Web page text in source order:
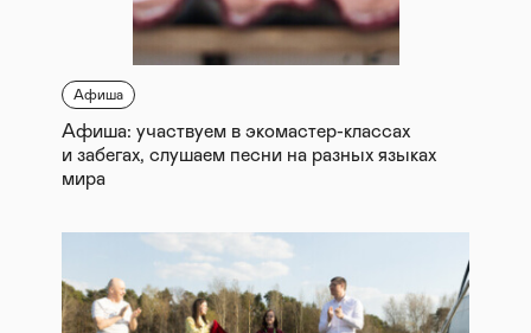
Афиша
Афиша: участвуем в экомастер-классах
и забегах, слушаем песни на разных языках
мира